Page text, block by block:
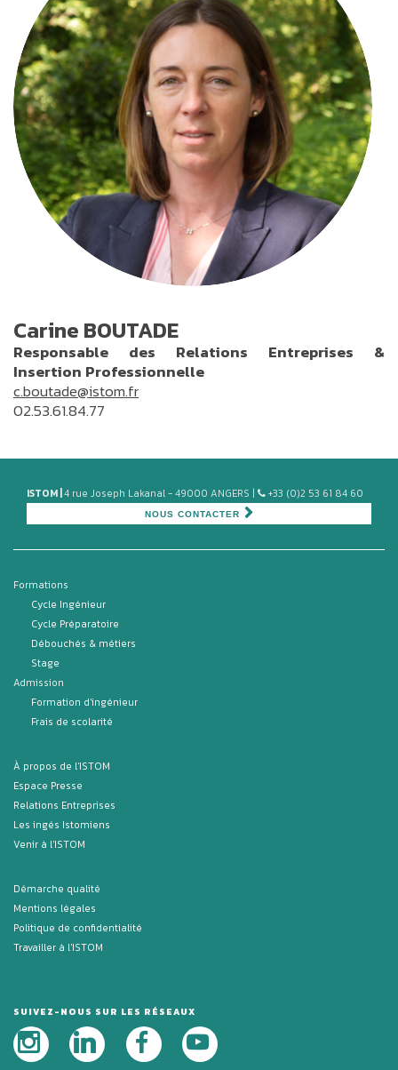
Carine BOUTADE
Responsable des Relations Entreprises &
Insertion Professionnelle
c.boutade@istom.fr
02.53.61.84.77
ISTOM | 4 rue Joseph Lakanal - 49000 ANGERS | +33 (0)2 53 61 84 60
NOUS CONTACTER
Formations
Cycle Ingénieur
Cycle Préparatoire
Débouchés & métiers
Stage
Admission
Formation d'ingénieur
Frais de scolarité
À propos de l'ISTOM
Espace Presse
Relations Entreprises
Les ingés Istomiens
Venir à l'ISTOM
Démarche qualité
Mentions légales
Politique de confidentialité
Travailler à l'ISTOM
SUIVEZ-NOUS SUR LES RÉSEAUX